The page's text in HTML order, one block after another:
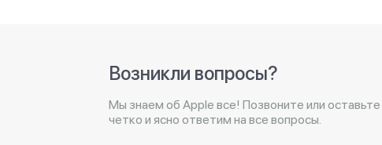
Возникли вопросы?
Мы знаем об Apple все! Позвоните или
четко и ясно ответим на все вопросы.